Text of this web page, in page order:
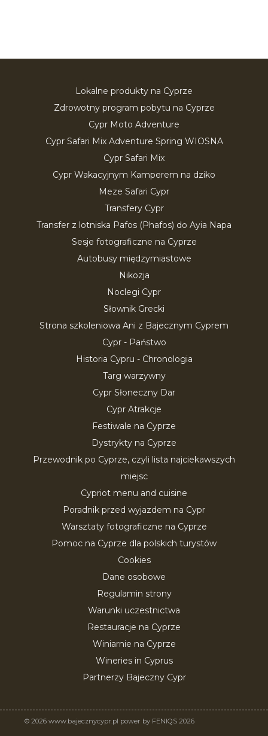
Lokalne produkty na Cyprze
Zdrowotny program pobytu na Cyprze
Cypr Moto Adventure
Cypr Safari Mix Adventure Spring WIOSNA
Cypr Safari Mix
Cypr Wakacyjnym Kamperem na dziko
Meze Safari Cypr
Transfery Cypr
Transfer z lotniska Pafos (Phafos) do Ayia Napa
Sesje fotograficzne na Cyprze
Autobusy międzymiastowe
Nikozja
Noclegi Cypr
Słownik Grecki
Strona szkoleniowa Ani z Bajecznym Cyprem
Cypr - Państwo
Historia Cypru - Chronologia
Targ warzywny
Cypr Słoneczny Dar
Cypr Atrakcje
Festiwale na Cyprze
Dystrykty na Cyprze
Przewodnik po Cyprze, czyli lista najciekawszych
miejsc
Cypriot menu and cuisine
Poradnik przed wyjazdem na Cypr
Warsztaty fotograficzne na Cyprze
Pomoc na Cyprze dla polskich turystów
Cookies
Dane osobowe
Regulamin strony
Warunki uczestnictwa
Restauracje na Cyprze
Winiarnie na Cyprze
Wineries in Cyprus
Partnerzy Bajeczny Cypr
© 2026 www.bajecznycypr.pl power by FENIQS 2026